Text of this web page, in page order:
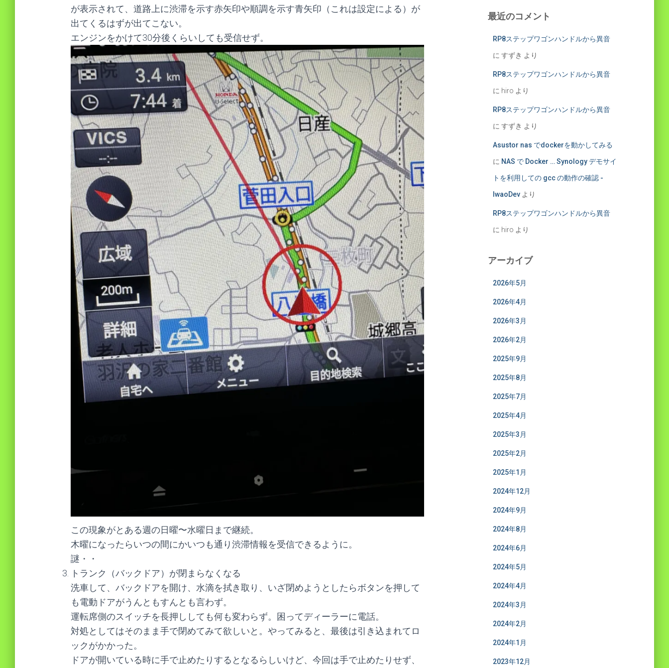
が表示されて、道路上に渋滞を示す赤矢印や順調を示す青矢印（これは設定による）が
出てくるはずが出てこない。
エンジンをかけて30分後くらいしても受信せず。
この現象がとある週の日曜〜水曜日まで継続。
木曜になったらいつの間にかいつも通り渋滞情報を受信できるように。
謎・・
トランク（バックドア）が閉まらなくなる
洗車して、バックドアを開け、水滴を拭き取り、いざ閉めようとしたらボタンを押して
も電動ドアがうんともすんとも言わず。
運転席側のスイッチを長押ししても何も変わらず。困ってディーラーに電話。
対処としてはそのまま手で閉めてみて欲しいと。やってみると、最後は引き込まれてロ
ックがかかった。
ドアが開いている時に手で止めたりするとなるらしいけど、今回は手で止めたりせず、
最近のコメント
RP8ステップワゴンハンドルから異音
に すずき より
RP8ステップワゴンハンドルから異音
に hiro より
RP8ステップワゴンハンドルから異音
に すずき より
Asustor nas でdockerを動かしてみる
に NAS で Docker … Synology デモサイ
トを利用しての gcc の動作の確認 -
IwaoDevより
RP8ステップワゴンハンドルから異音
に hiro より
アーカイブ
2026年5月
2026年4月
2026年3月
2026年2月
2025年9月
2025年8月
2025年7月
2025年4月
2025年3月
2025年2月
2025年1月
2024年12月
2024年9月
2024年8月
2024年6月
2024年5月
2024年4月
2024年3月
2024年2月
2024年1月
2023年12月